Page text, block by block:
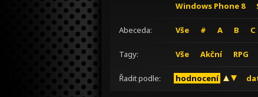
Windows Phone 8
Abeceda: Vše # A B C
Tagy: Vše Akční RPG
Řadit podle: hodnocení